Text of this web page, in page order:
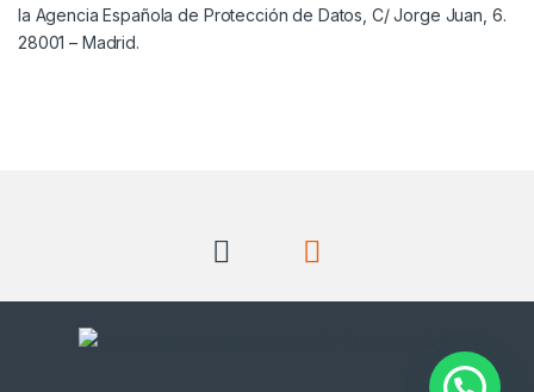
la Agencia Española de Protección de Datos, C/ Jorge Juan, 6.
28001 – Madrid.